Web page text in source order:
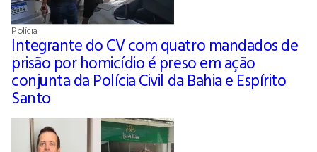
Polícia
Integrante do CV com quatro mandados de
prisão por homicídio é preso em ação
conjunta da Polícia Civil da Bahia e Espírito
Santo